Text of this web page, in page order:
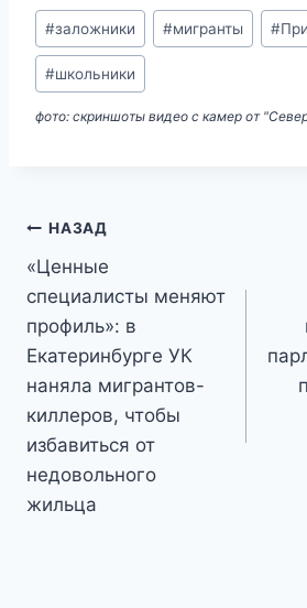
Метки
записи:
#заложники #мигранты #
#школьники
фото: скриншоты видео с камер от
Навигация
по
записям
НАЗАД
«Ценные
специалисты меняют
профиль»: в
Екатеринбурге УК
наняла мигрантов-
киллеров, чтобы
избавиться от
недовольного
жильца